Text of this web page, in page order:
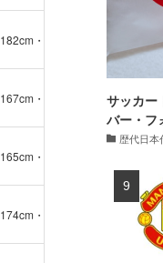
182cm・81kg 37試合・5得
167cm・67kg 10試合・1得
165cm・63kg
174cm・70kg 2試合・0得
サッカー
バー・フ
歴代日本